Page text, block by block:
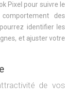
Pixel pour suivre le
des
identifier les
et ajuster votre
de vos